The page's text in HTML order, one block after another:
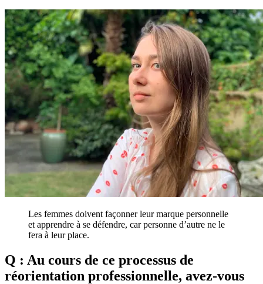
Les femmes doivent façonner leur marque personnelle
et apprendre à se défendre, car personne d’autre ne le
fera à leur place.
Q : Au cours de ce processus de
réorientation professionnelle, avez-vous